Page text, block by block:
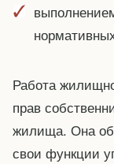
Работа
прав
жилища. Она
свои функции